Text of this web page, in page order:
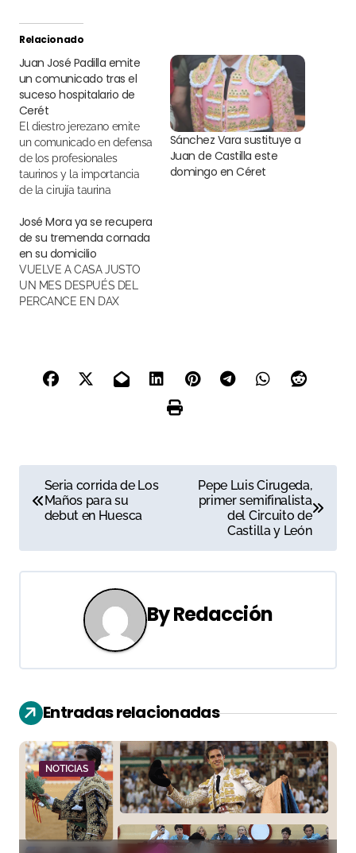
Relacionado
Juan José Padilla emite
un comunicado tras el
suceso hospitalario de
Cerét
El diestro jerezano emite
un comunicado en defensa
de los profesionales
taurinos y la importancia
de la cirujía taurina
Sánchez Vara sustituye a
Juan de Castilla este
domingo en Céret
José Mora ya se recupera
de su tremenda cornada
en su domicilio
VUELVE A CASA JUSTO
UN MES DESPUÉS DEL
PERCANCE EN DAX
a
v
e
c
i
ó
n
d
e
Seria corrida de Los
Maños para su
debut en Huesca
Pepe Luis Cirugeda,
primer semifinalista
del Circuito de
Castilla y León
ByRedacción
Entradas relacionadas
NOTICIAS